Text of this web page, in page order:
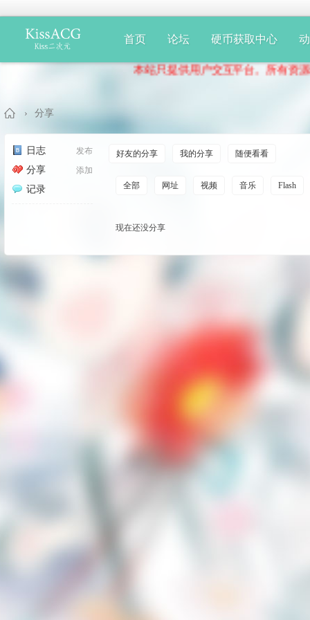
首页 论坛 硬币获取中心
本站只提供用户交互平台。所有资源均
Ki
› 分享
发布
日志
添加
分享
记录
好友的分享 我的分享 随便看看
全部 网址 视频 音乐 Flash
现在还没分享